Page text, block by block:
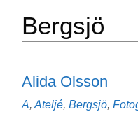
Bergsjö
Alida Olsson
Kategorier
A, Ateljé, Bergsjö,